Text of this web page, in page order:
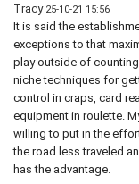
Tracy 25-10-21 15:56
It is said the
exceptions to that
play outside of
niche techniques for
control in craps, card
equipment in roulette.
willing to put in the
the road less traveled
has the advantage.